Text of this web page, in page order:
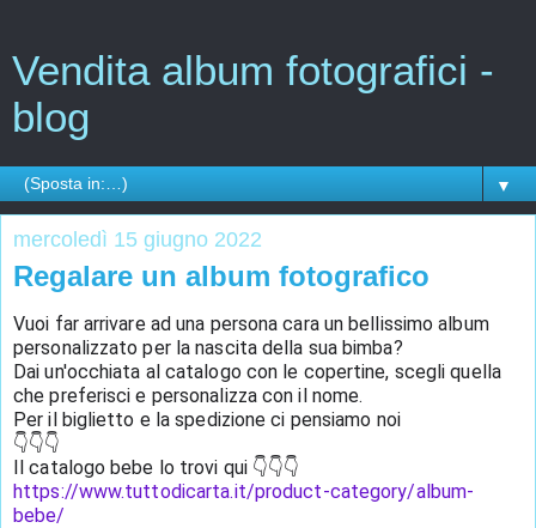
Vendita album fotografici -
blog
▼
mercoledì 15 giugno 2022
Regalare un album fotografico
Vuoi far arrivare ad una persona cara un bellissimo album
personalizzato per la nascita della sua bimba?
Dai un'occhiata al catalogo con le copertine, scegli quella
che preferisci e personalizza con il nome.
Per il biglietto e la spedizione ci pensiamo noi
👇👇👇
Il catalogo bebe lo trovi qui 👇👇👇
https://www.tuttodicarta.it/product-category/album-
bebe/